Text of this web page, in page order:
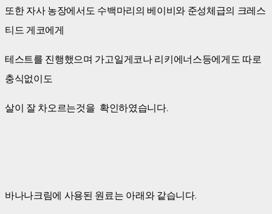
또한 자사 농장에서도 수백마리의 베이비와 준성체급의 크레스
티드 게코에게
테스트를 진행했으며 가고일게코나 리키에너스등에게도 따로
충식없이도
살이 잘 차오르는것을 확인하였습니다.
바나나크림에 사용된 원료는 아래와 같습니다.